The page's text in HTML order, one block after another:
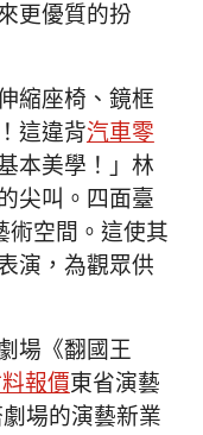
更優質的扮
縮座椅、鏡框
這違背汽車零
本美學！」林
尖叫。四面臺
術空間。這使其
演，為觀眾供
場《翻國王
報價東省演藝
場的演藝新業